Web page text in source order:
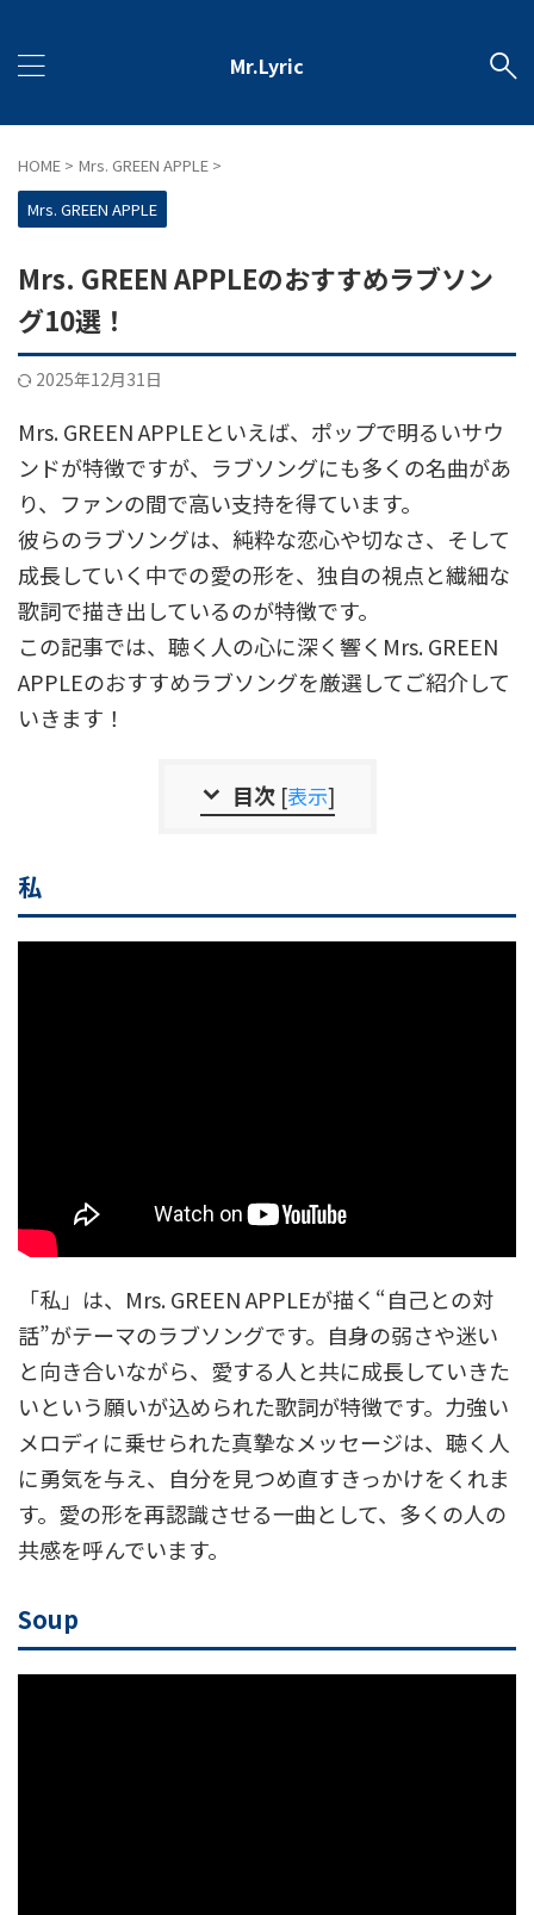
Mr.Lyric
HOME > Mrs. GREEN APPLE >
Mrs. GREEN APPLE
Mrs. GREEN APPLEのおすすめラブソン
グ10選！
2025年12月31日
Mrs. GREEN APPLEといえば、ポップで明るいサウ
ンドが特徴ですが、ラブソングにも多くの名曲があ
り、ファンの間で高い支持を得ています。
彼らのラブソングは、純粋な恋心や切なさ、そして
成長していく中での愛の形を、独自の視点と繊細な
歌詞で描き出しているのが特徴です。
この記事では、聴く人の心に深く響くMrs. GREEN
APPLEのおすすめラブソングを厳選してご紹介して
いきます！
目次 [表示]
私
「私」は、Mrs. GREEN APPLEが描く“自己との対
話”がテーマのラブソングです。自身の弱さや迷い
と向き合いながら、愛する人と共に成長していきた
いという願いが込められた歌詞が特徴です。力強い
メロディに乗せられた真摯なメッセージは、聴く人
に勇気を与え、自分を見つめ直すきっかけをくれま
す。愛の形を再認識させる一曲として、多くの人の
共感を呼んでいます。
Soup